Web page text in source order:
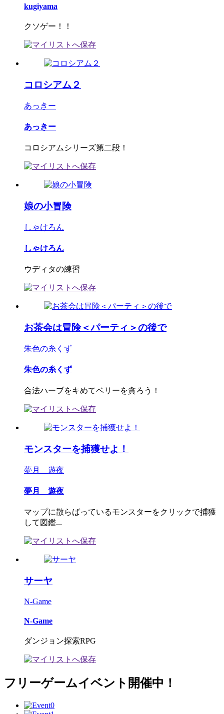
kugiyama
クソゲー！！
コロシアム２
あっきー
あっきー
コロシアムシリーズ第二段！
娘の小冒険
しゃけろん
しゃけろん
ウディタの練習
お茶会は冒険＜パーティ＞の後で
朱色の糸くず
朱色の糸くず
合法ハーブをキめてベリーを貪ろう！
モンスターを捕獲せよ！
夢月 遊夜
夢月 遊夜
マップに散らばっているモンスターをクリックで捕獲
して図鑑...
サーヤ
N-Game
N-Game
ダンジョン探索RPG
フリーゲームイベント開催中！